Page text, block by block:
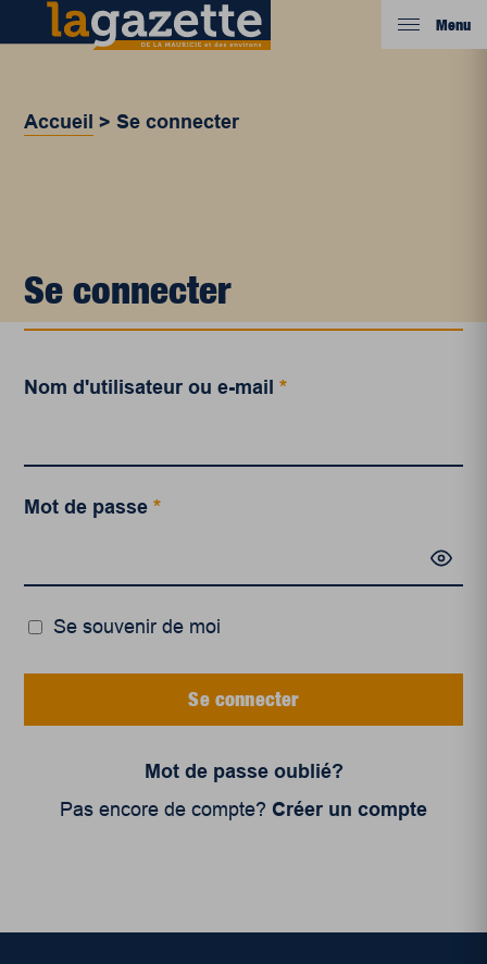
Menu
Accueil >Se connecter
Se connecter
Nom d'utilisateur ou e-mail*
Mot de passe*
Se souvenir de moi
Se connecter
Mot de passe oublié?
Pas encore de compte? Créer un compte